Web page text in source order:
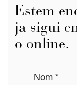
Estem
ja sigui
o online.